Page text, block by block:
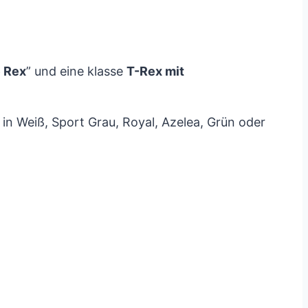
Rex” und eine klasse T-Rex mit
Weiß, Sport Grau, Royal, Azelea, Grün oder